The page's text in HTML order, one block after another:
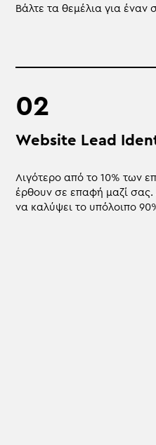
Βάλτε τα θεμέλια για
Website Lead
Λιγότερο από το 10% των
έρθουν σε επαφή μαζί σας.
να καλύψει το υπόλοιπο